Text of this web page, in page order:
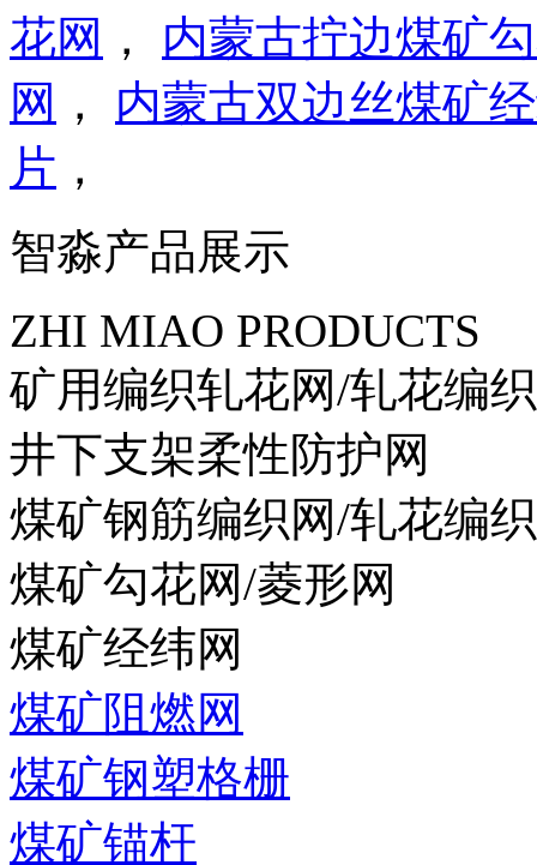
花网 ， 内蒙古拧边煤矿
网 ， 内蒙古双边丝煤矿
片 ，
智淼产品展示
ZHI MIAO PRODUCTS
矿用编织轧花网/轧花编
井下支架柔性防护网
煤矿钢筋编织网/轧花编
煤矿勾花网/菱形网
煤矿经纬网
煤矿阻燃网
煤矿钢塑格栅
煤矿锚杆